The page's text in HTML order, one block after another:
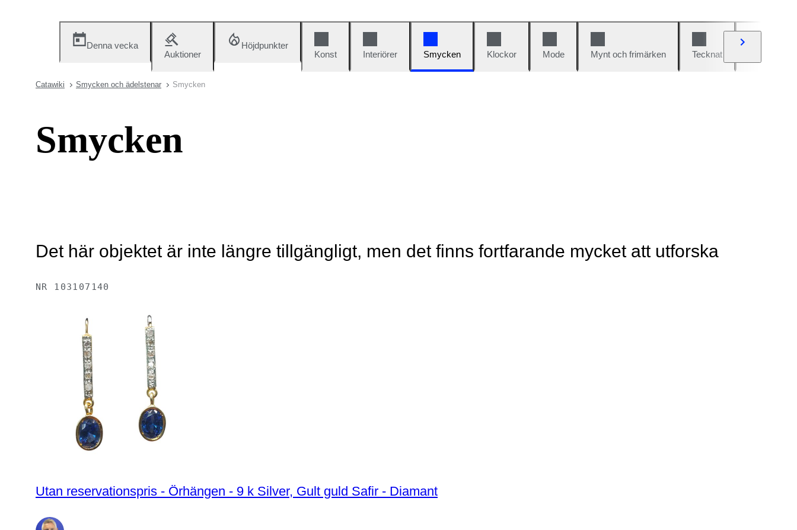
Denna vecka
Auktioner
Höjdpunkter
Konst
Interiörer Smycken Klockor Mode Mynt och frimärken Tecknat
Catawiki Smycken och ädelstenar Smycken
Smycken
Det här objektet är inte längre tillgängligt, men det finns fortfarande mycket att utforska
NR 103107140
Utan reservationspris - Örhängen - 9 k Silver, Gult guld Safir - Diamant